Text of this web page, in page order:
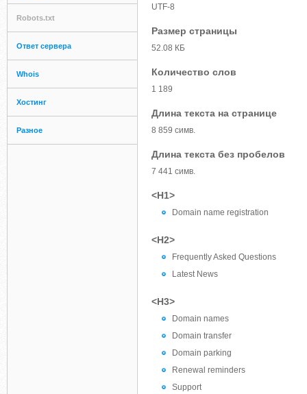
Robots.txt
Ответ сервера
Whois
Хостинг
Разное
UTF-8
Размер страницы
52.08 КБ
Количество слов
1 189
Длина текста на странице
8 859 симв.
Длина текста без пробелов
7 441 симв.
<H1>
Domain name registration
<H2>
Frequently Asked Questions
Latest News
<H3>
Domain names
Domain transfer
Domain parking
Renewal reminders
Support